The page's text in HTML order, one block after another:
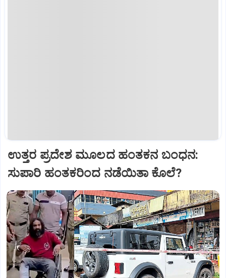
ಉತ್ತರ ಪ್ರದೇಶ ಮೂಲದ ಹಂತಕನ ಬಂಧನ:
ಸುಪಾರಿ ಹಂತಕರಿಂದ ನಡೆಯಿತಾ ಕೊಲೆ?